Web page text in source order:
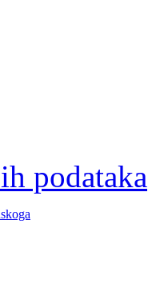
podataka